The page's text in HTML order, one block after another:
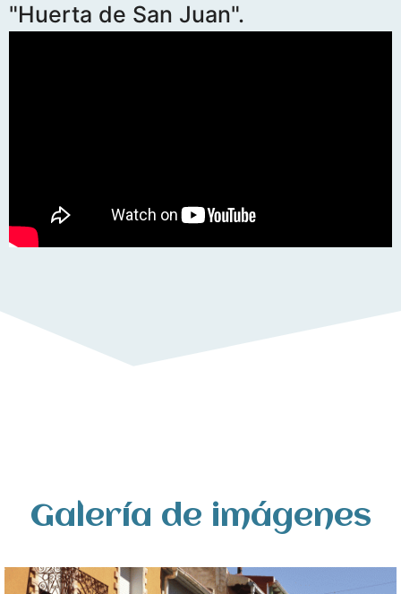
"Huerta de San Juan".
Galería de imágenes